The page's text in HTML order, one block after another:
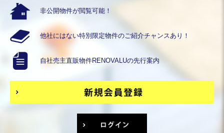
非公開物件が閲覧可能！
他社にはない特別限定物件の ご紹介チャンスあり！
自社売主直販物件RENOVALUの先行案内